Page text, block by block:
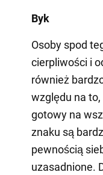
Byk
Osoby spod
cierpliwości i
również
względu na
gotowy na
znaku są
pewnością
uzasadnione.